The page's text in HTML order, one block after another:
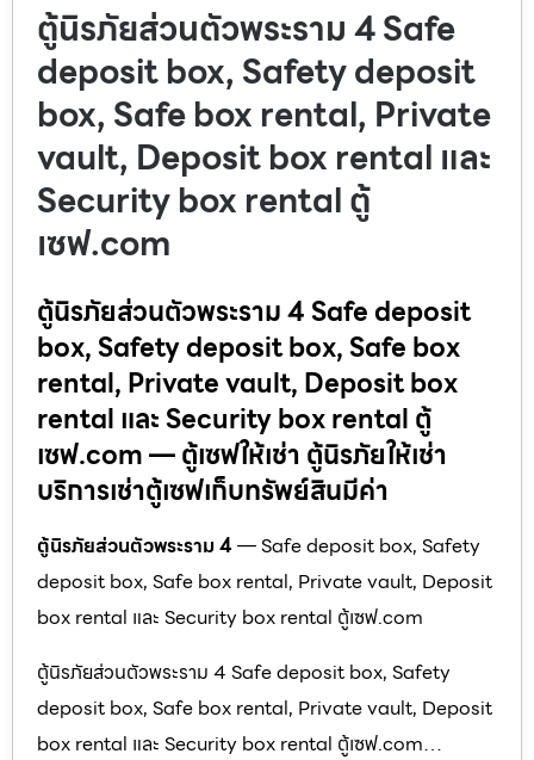
ตู้นิรภัยส่วนตัวพระราม 4 Safe
deposit box, Safety deposit
box, Safe box rental, Private
vault, Deposit box rental และ
Security box rental ตู้
เซฟ.com
ตู้นิรภัยส่วนตัวพระราม 4 Safe deposit
box, Safety deposit box, Safe box
rental, Private vault, Deposit box
rental และ Security box rental ตู้
เซฟ.com — ตู้เซฟให้เช่า ตู้นิรภัยให้เช่า
บริการเช่าตู้เซฟเก็บทรัพย์สินมีค่า
ตู้นิรภัยส่วนตัวพระราม 4 — Safe deposit box, Safety
deposit box, Safe box rental, Private vault, Deposit
box rental และ Security box rental ตู้เซฟ.com
ตู้นิรภัยส่วนตัวพระราม 4 Safe deposit box, Safety
deposit box, Safe box rental, Private vault, Deposit
box rental และ Security box rental ตู้เซฟ.com…